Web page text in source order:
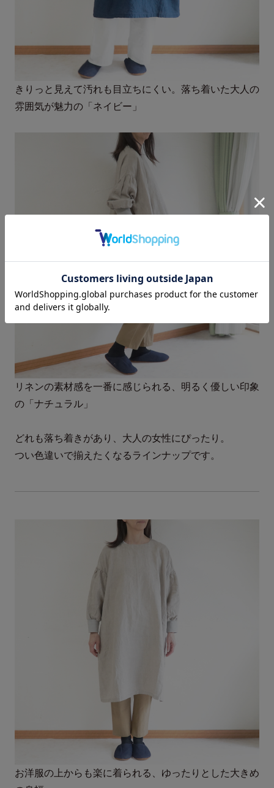
きりっと見えて汚れも目立ちにくい。落ち着いた大人の
雰囲気が魅力の「ネイビー」
リネンの素材感を一番に感じられる、明るく優しい印象
の「ナチュラル」
どれも落ち着きがあり、大人の女性にぴったり。
つい色違いで揃えたくなるラインナップです。
お洋服の上からも楽に着られる、ゆったりとした大きめ